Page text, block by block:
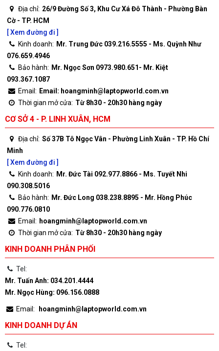
Địa chỉ: 26/9 Đường Số 3, Khu Cư Xá Đô Thành - Phường Bàn
Cờ - TP. HCM
[ Xem đường đi ]
Kinh doanh: Mr. Trung Đức 039.216.5555 - Ms. Quỳnh Như
076.659.4946
Bảo hành: Mr. Ngọc Sơn 0973.980.651- Mr. Kiệt
093.367.1087
Email: Email: hoangminh@laptopworld.com.vn
Thời gian mở cửa: Từ 8h30 - 20h30 hàng ngày
CƠ SỞ 4 - P. LINH XUÂN, HCM
Địa chỉ: Số 37B Tô Ngọc Vân - Phường Linh Xuân - TP. Hồ Chí
Minh
[ Xem đường đi ]
Kinh doanh: Mr. Đức Tài 092.977.8866 - Ms. Tuyết Nhi
090.308.5016
Bảo hành: Mr. Đức Long 038.238.8895 - Mr. Hồng Phúc
090.776.0810
Email: hoangminh@laptopworld.com.vn
Thời gian mở cửa: Từ 8h30 - 20h30 hàng ngày
KINH DOANH PHÂN PHỐI
Tel:
Mr. Tuấn Anh: 034.201.4444
Mr. Ngọc Hùng: 096.156.0888
Email: hoangminh@laptopworld.com.vn
KINH DOANH DỰ ÁN
Tel: